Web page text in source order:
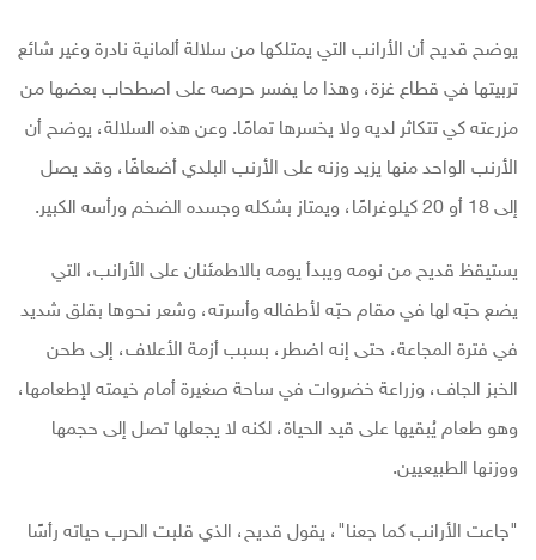
يوضح قديح أن الأرانب التي يمتلكها من سلالة ألمانية نادرة وغير شائع
تربيتها في قطاع غزة، وهذا ما يفسر حرصه على اصطحاب بعضها من
مزرعته كي تتكاثر لديه ولا يخسرها تمامًا. وعن هذه السلالة، يوضح أن
الأرنب الواحد منها يزيد وزنه على الأرنب البلدي أضعافًا، وقد يصل
إلى 18 أو 20 كيلوغرامًا، ويمتاز بشكله وجسده الضخم ورأسه الكبير.
يستيقظ قديح من نومه ويبدأ يومه بالاطمئنان على الأرانب، التي
يضع حبّه لها في مقام حبّه لأطفاله وأسرته، وشعر نحوها بقلق شديد
في فترة المجاعة، حتى إنه اضطر، بسبب أزمة الأعلاف، إلى طحن
الخبز الجاف، وزراعة خضروات في ساحة صغيرة أمام خيمته لإطعامها،
وهو طعام يُبقيها على قيد الحياة، لكنه لا يجعلها تصل إلى حجمها
ووزنها الطبيعيين.
"جاعت الأرانب كما جعنا"، يقول قديح، الذي قلبت الحرب حياته رأسًا